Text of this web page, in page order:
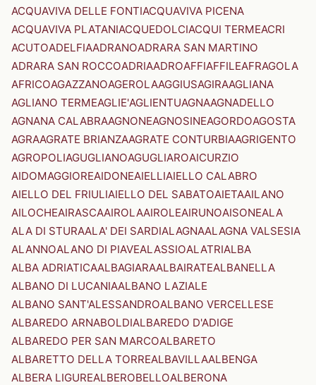
ACQUAVIVA DELLE FONTIACQUAVIVA PICENA
ACQUAVIVA PLATANIACQUEDOLCIACQUI TERMEACRI
ACUTOADELFIAADRANOADRARA SAN MARTINO
ADRARA SAN ROCCOADRIAADROAFFIAFFILEAFRAGOLA
AFRICOAGAZZANOAGEROLAAGGIUSAGIRAAGLIANA
AGLIANO TERMEAGLIE'AGLIENTUAGNAAGNADELLO
AGNANA CALABRAAGNONEAGNOSINEAGORDOAGOSTA
AGRAAGRATE BRIANZAAGRATE CONTURBIAAGRIGENTO
AGROPOLIAGUGLIANOAGUGLIAROAICURZIO
AIDOMAGGIOREAIDONEAIELLIAIELLO CALABRO
AIELLO DEL FRIULIAIELLO DEL SABATOAIETAAILANO
AILOCHEAIRASCAAIROLAAIROLEAIRUNOAISONEALA
ALA DI STURAALA' DEI SARDIALAGNAALAGNA VALSESIA
ALANNOALANO DI PIAVEALASSIOALATRIALBA
ALBA ADRIATICAALBAGIARAALBAIRATEALBANELLA
ALBANO DI LUCANIAALBANO LAZIALE
ALBANO SANT'ALESSANDROALBANO VERCELLESE
ALBAREDO ARNABOLDIALBAREDO D'ADIGE
ALBAREDO PER SAN MARCOALBARETO
ALBARETTO DELLA TORREALBAVILLAALBENGA
ALBERA LIGUREALBEROBELLOALBERONA